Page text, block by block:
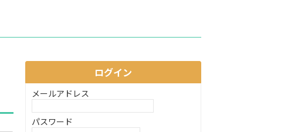
ログイン
メールアドレス
パスワード